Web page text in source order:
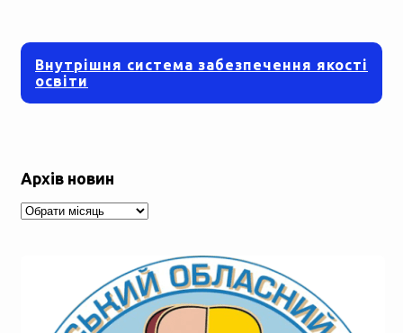
Внутрішня система забезпечення якості
освіти
Архів новин
Архів
новин